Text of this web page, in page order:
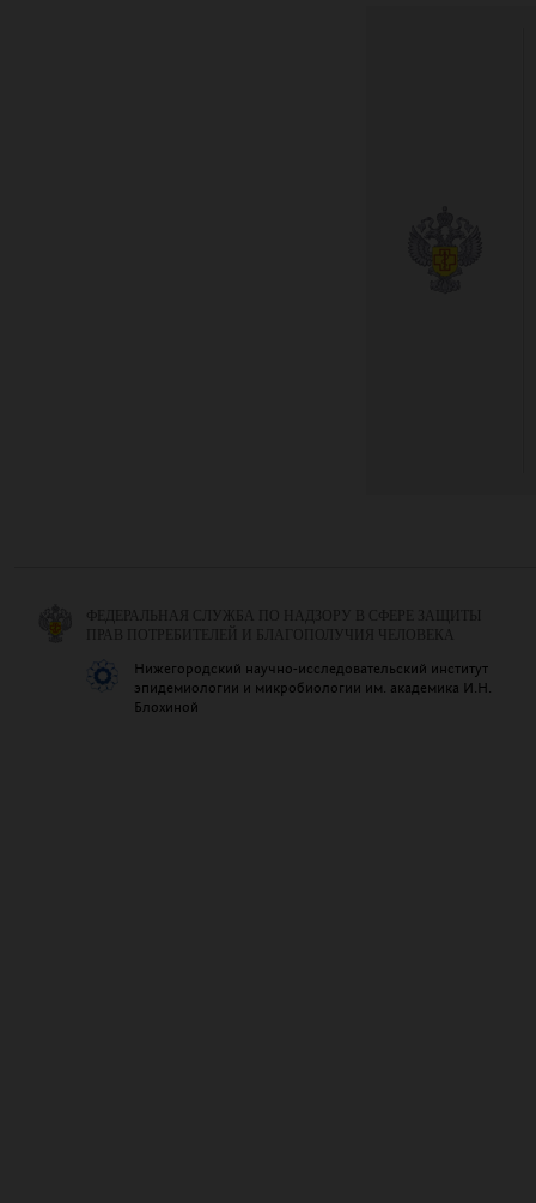
ФЕДЕРАЛЬНАЯ СЛУЖБА ПО НАДЗОРУ В СФЕРЕ ЗАЩИТЫ
ПРАВ ПОТРЕБИТЕЛЕЙ И БЛАГОПОЛУЧИЯ ЧЕЛОВЕКА
Нижегородский научно-исследовательский институт
эпидемиологии и микробиологии им. академика И.Н.
Блохиной